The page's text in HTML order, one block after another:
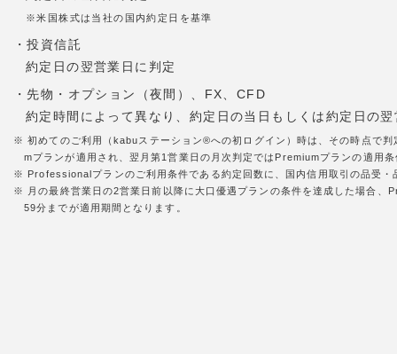
※米国株式は当社の国内約定日を基準
・投資信託
約定日の翌営業日に判定
・先物・オプション（夜間）、FX、CFD
約定時間によって異なり、約定日の当日もしくは約定日の
※ 初めてのご利用（kabuステーション®への初ログイン）時は、その時点で
mプランが適用され、翌月第1営業日の月次判定ではPremiumプランの適用
※ Professionalプランのご利用条件である約定回数に、国内信用取引の品受
※ 月の最終営業日の2営業日前以降に大口優遇プランの条件を達成した場合
59分までが適用期間となります。